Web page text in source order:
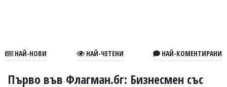
В
НАЙ-НОВИ НАЙ-ЧЕТЕНИ НАЙ-КОМЕНТИРАНИ
Първо във Флагман.бг: Бизнесмен със